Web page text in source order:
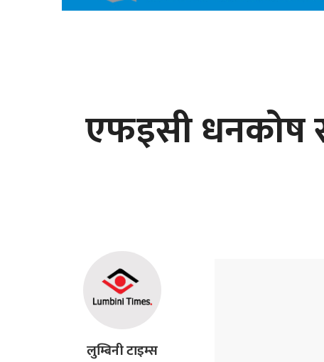
एफइसी धनकोष
लुम्बिनी टाइम्स